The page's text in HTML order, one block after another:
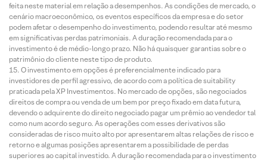
feita neste material em relação a desempenhos. As condições de mercado, o
cenário macroeconômico, os eventos específicos da empresa e do setor
podem afetar o desempenho do investimento, podendo resultar até mesmo
em significativas perdas patrimoniais. A duração recomendada para o
investimento é de médio-longo prazo. Não há quaisquer garantias sobre o
patrimônio do cliente neste tipo de produto.
O investimento em opções é preferencialmente indicado para
investidores de perfil agressivo, de acordo com a política de suitability
praticada pela XP Investimentos. No mercado de opções, são negociados
direitos de compra ou venda de um bem por preço fixado em data futura,
devendo o adquirente do direito negociado pagar um prêmio ao vendedor tal
como num acordo seguro. As operações com esses derivativos são
consideradas de risco muito alto por apresentarem altas relações de risco e
retorno e algumas posições apresentarem a possibilidade de perdas
superiores ao capital investido. A duração recomendada para o investimento